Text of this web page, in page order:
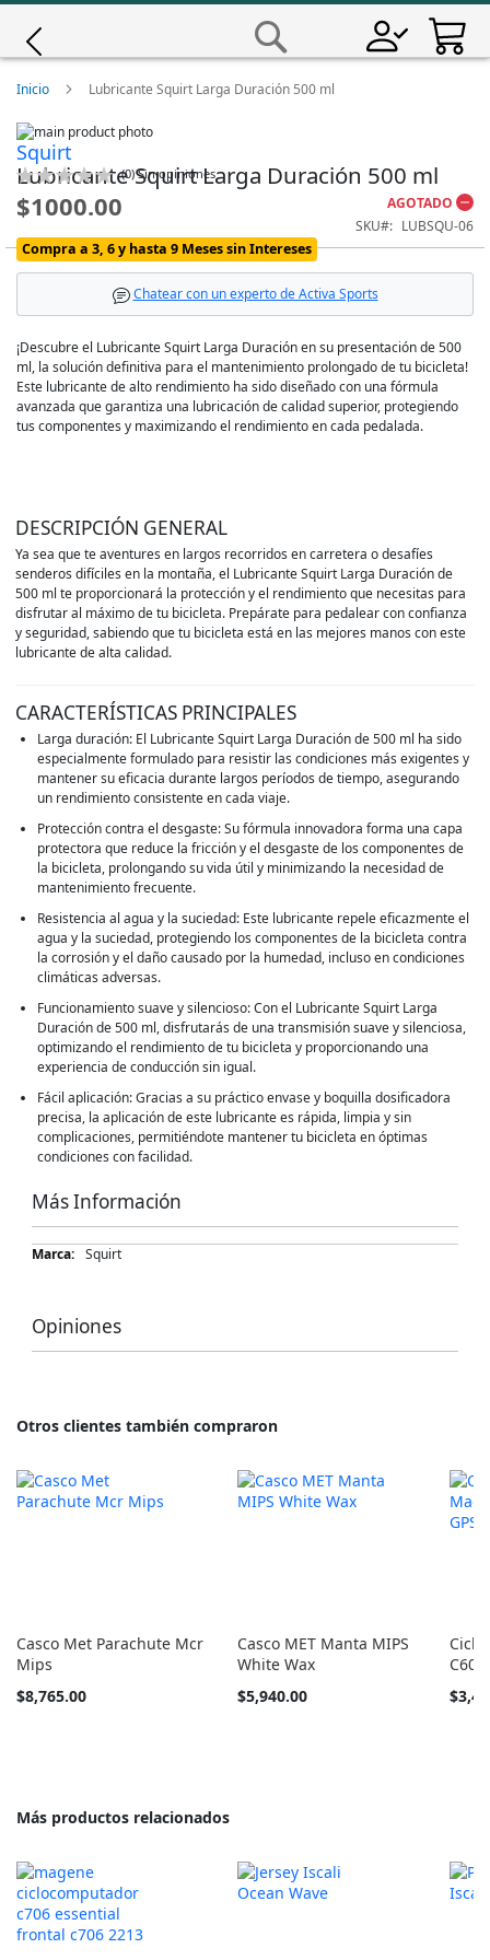
Saltar
Contenido
Inicio Lubricante Squirt Larga Duración 500 ml
Skip
to
the
end
of
images
gallery
Skip
to
the
beginning
the
images
Squirt
Lubricante Squirt Larga Duración 500 ml
Calificación:
(0)Sin opiniones
$1000.00
AGOTADO
SKU
LUBSQU-06
Compra a 3, 6 y hasta 9 Meses sin Intereses
Chatear con un experto de Activa Sports
¡Descubre el Lubricante Squirt Larga Duración en su presentación de 500
ml, la solución definitiva para el mantenimiento prolongado de tu bicicleta!
Este lubricante de alto rendimiento ha sido diseñado con una fórmula
avanzada que garantiza una lubricación de calidad superior, protegiendo
tus componentes y maximizando el rendimiento en cada pedalada.
DESCRIPCIÓN GENERAL
Ya sea que te aventures en largos recorridos en carretera o desafíes
senderos difíciles en la montaña, el Lubricante Squirt Larga Duración de
500 ml te proporcionará la protección y el rendimiento que necesitas para
disfrutar al máximo de tu bicicleta. Prepárate para pedalear con confianza
y seguridad, sabiendo que tu bicicleta está en las mejores manos con este
lubricante de alta calidad.
CARACTERÍSTICAS PRINCIPALES
Larga duración: El Lubricante Squirt Larga Duración de 500 ml ha sido
especialmente formulado para resistir las condiciones más exigentes y
mantener su eficacia durante largos períodos de tiempo, asegurando
un rendimiento consistente en cada viaje.
Protección contra el desgaste: Su fórmula innovadora forma una capa
protectora que reduce la fricción y el desgaste de los componentes de
la bicicleta, prolongando su vida útil y minimizando la necesidad de
mantenimiento frecuente.
Resistencia al agua y la suciedad: Este lubricante repele eficazmente el
agua y la suciedad, protegiendo los componentes de la bicicleta contra
la corrosión y el daño causado por la humedad, incluso en condiciones
climáticas adversas.
Funcionamiento suave y silencioso: Con el Lubricante Squirt Larga
Duración de 500 ml, disfrutarás de una transmisión suave y silenciosa,
optimizando el rendimiento de tu bicicleta y proporcionando una
experiencia de conducción sin igual.
Fácil aplicación: Gracias a su práctico envase y boquilla dosificadora
precisa, la aplicación de este lubricante es rápida, limpia y sin
complicaciones, permitiéndote mantener tu bicicleta en óptimas
condiciones con facilidad.
Más Información
Más
Squirt
Opiniones
Otros clientes también compraron
Casco Met Parachute Mcr
Mips
Tan
$8,765.00
Casco MET Manta MIPS
White Wax
Tan
$5,940.00
C606
Más productos relacionados
Giro
Iscali
Magene
MET